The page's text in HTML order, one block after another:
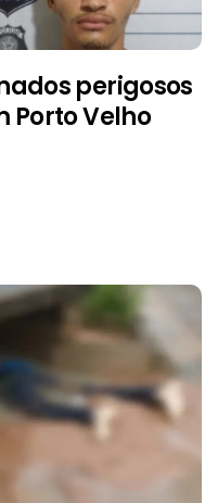
perigosos
Porto Velho